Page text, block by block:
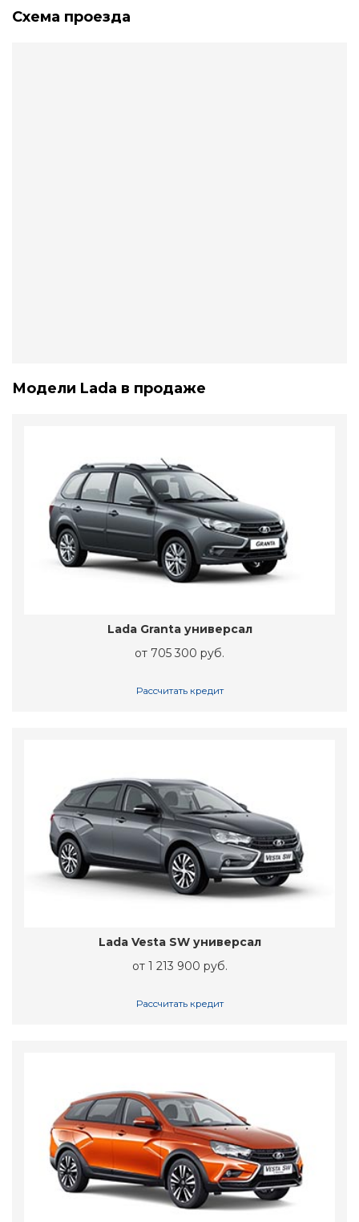
Схема проезда
Модели Lada в продаже
Lada Granta универсал
от 705 300 руб.
Рассчитать кредит
Lada Vesta SW универсал
от 1 213 900 руб.
Рассчитать кредит